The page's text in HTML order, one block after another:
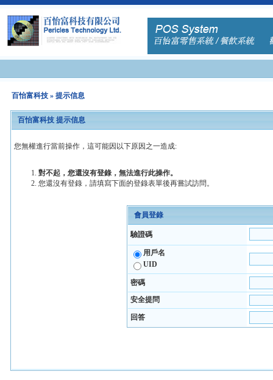
百怡富科技 » 提示信息
百怡富科技 提示信息
您無權進行當前操作，這可能因以下原因之一造成:
對不起，您還沒有登錄，無法進行此操作。
您還沒有登錄，請填寫下面的登錄表單後再嘗試訪問。
會員登錄
驗證碼
用戶名
UID
密碼
安全提問
回答